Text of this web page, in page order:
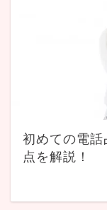
初めての電
点を解説！